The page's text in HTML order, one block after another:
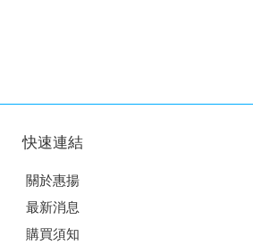
快速連結
關於惠揚
最新消息
購買須知